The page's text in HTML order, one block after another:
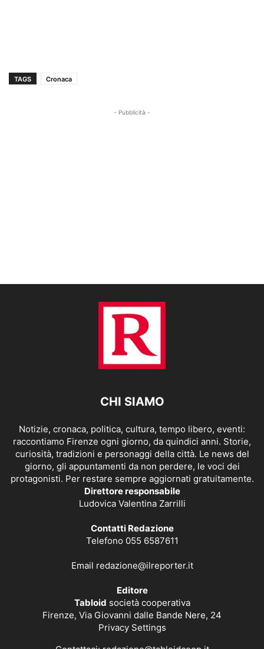
TAGS Cronaca
- Pubblicità -
CHI SIAMO
Notizie, cronaca, politica, cultura, tempo libero, eventi:
raccontiamo Firenze ogni giorno, da quindici anni. Storie,
curiosità, tradizioni e personaggi della città. Le news del
giorno, gli appuntamenti da non perdere, le voci dei
protagonisti. Per restare sempre aggiornati gratuitamente.
Direttore responsabile
Ludovica Valentina Zarrilli
Contatti Redazione
Telefono 055 6587611
Email redazione@ilreporter.it
Editore
Tabloid società cooperativa
Firenze, Via Giovanni dalle Bande Nere, 24
Privacy Settings